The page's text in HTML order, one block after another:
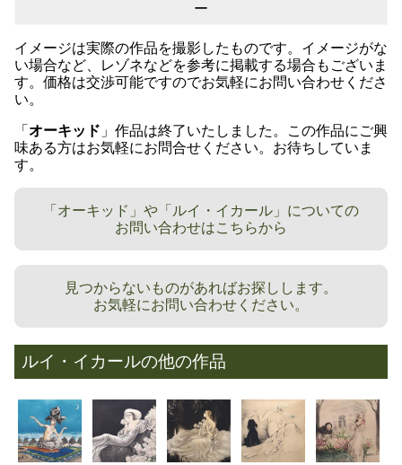
ー
イメージは実際の作品を撮影したものです。イメージがな
い場合など、レゾネなどを参考に掲載する場合もございま
す。価格は交渉可能ですのでお気軽にお問い合わせくださ
い。
「 オーキッド 」作品は終了いたしました。この作品にご興
味ある方はお気軽にお問合せください。お待ちしていま
す。
「オーキッド」や「ルイ・イカール」についての
お問い合わせはこちらから
見つからないものがあればお探しします。
お気軽にお問い合わせください。
ルイ・イカールの他の作品